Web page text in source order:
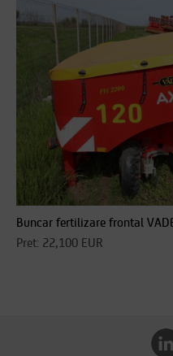
Buncar fertilizare frontal
Pret: 22,100 EUR